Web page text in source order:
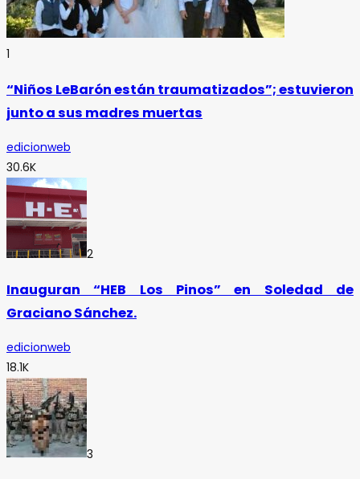
1
“Niños LeBarón están traumatizados”; estuvieron
junto a sus madres muertas
edicionweb
30.6K
2
Inauguran “HEB Los Pinos” en Soledad de
Graciano Sánchez.
edicionweb
18.1K
3